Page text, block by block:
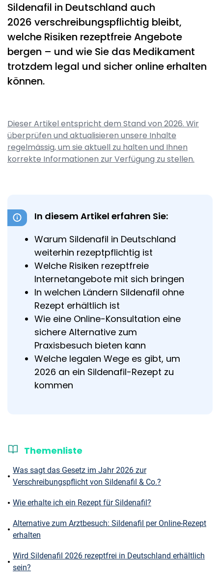
Sildenafil in Deutschland auch
2026 verschreibungspflichtig bleibt,
welche Risiken rezeptfreie Angebote
bergen – und wie Sie das Medikament
trotzdem legal und sicher online erhalten
können.
Dieser Artikel entspricht dem Stand von 2026. Wir
überprüfen und aktualisieren unsere Inhalte
regelmässig, um sie aktuell zu halten und Ihnen
korrekte Informationen zur Verfügung zu stellen.
In diesem Artikel erfahren Sie:
Warum Sildenafil in Deutschland
weiterhin rezeptpflichtig ist
Welche Risiken rezeptfreie
Internetangebote mit sich bringen
In welchen Ländern Sildenafil ohne
Rezept erhältlich ist
Wie eine Online-Konsultation eine
sichere Alternative zum
Praxisbesuch bieten kann
Welche legalen Wege es gibt, um
2026 an ein Sildenafil-Rezept zu
kommen
Themenliste
Was sagt das Gesetz im Jahr 2026 zur
Verschreibungspflicht von Sildenafil & Co.?
Wie erhalte ich ein Rezept für Sildenafil?
Alternative zum Arztbesuch: Sildenafil per Online-Rezept
erhalten
Wird Sildenafil 2026 rezeptfrei in Deutschland erhältlich
sein?